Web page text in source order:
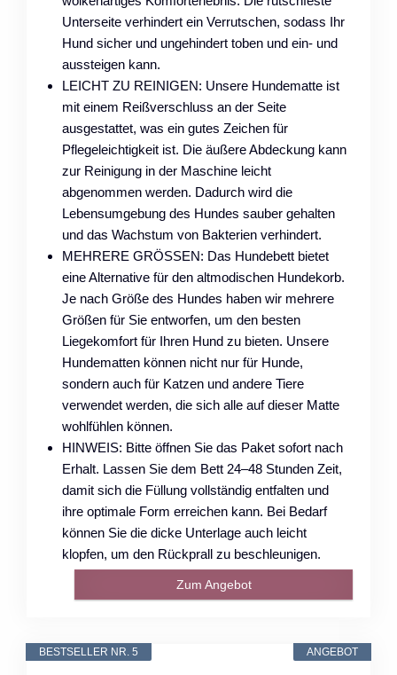
Unterseite verhindert ein Verrutschen, sodass Ihr
Hund sicher und ungehindert toben und ein- und
aussteigen kann.
LEICHT ZU REINIGEN: Unsere Hundematte ist
mit einem Reißverschluss an der Seite
ausgestattet, was ein gutes Zeichen für
Pflegeleichtigkeit ist. Die äußere Abdeckung kann
zur Reinigung in der Maschine leicht
abgenommen werden. Dadurch wird die
Lebensumgebung des Hundes sauber gehalten
und das Wachstum von Bakterien verhindert.
MEHRERE GRÖSSEN: Das Hundebett bietet
eine Alternative für den altmodischen Hundekorb.
Je nach Größe des Hundes haben wir mehrere
Größen für Sie entworfen, um den besten
Liegekomfort für Ihren Hund zu bieten. Unsere
Hundematten können nicht nur für Hunde,
sondern auch für Katzen und andere Tiere
verwendet werden, die sich alle auf dieser Matte
wohlfühlen können.
HINWEIS: Bitte öffnen Sie das Paket sofort nach
Erhalt. Lassen Sie dem Bett 24–48 Stunden Zeit,
damit sich die Füllung vollständig entfalten und
ihre optimale Form erreichen kann. Bei Bedarf
können Sie die dicke Unterlage auch leicht
klopfen, um den Rückprall zu beschleunigen.
Zum Angebot
ANGEBOT
BESTSELLER NR. 5